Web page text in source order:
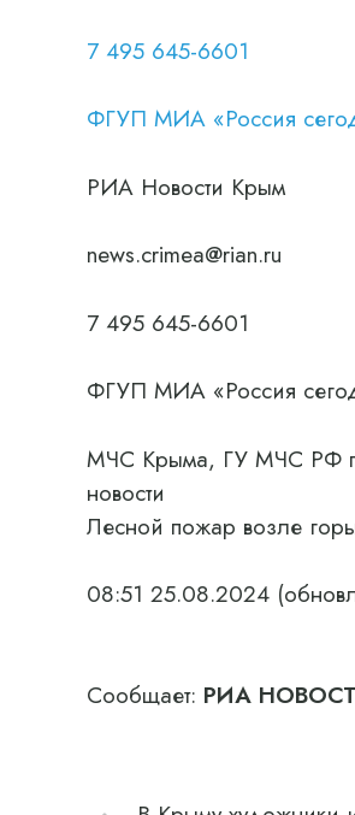
7 495 645-6601
ФГУП МИА «Россия
РИА Новости Крым
news.crimea@rian.ru
7 495 645-6601
ФГУП МИА «Россия
МЧС Крыма, ГУ МЧС РФ
новости
Лесной пожар возле
08:51 25.08.2024
Сообщает: РИА